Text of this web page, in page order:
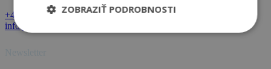
+420 602 590 930
info@amigal.cz
ZOBRAZIŤ PODROBNOSTI